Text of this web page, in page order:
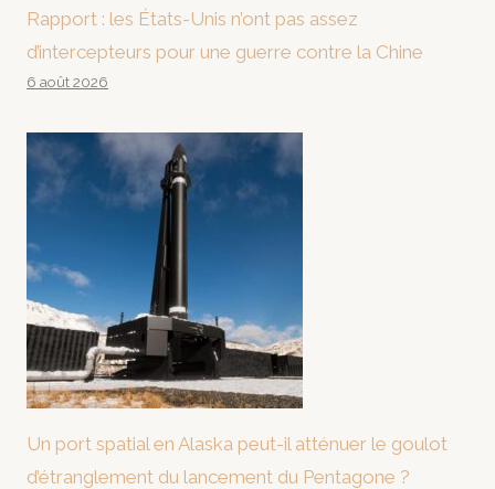
Rapport : les États-Unis n’ont pas assez
d’intercepteurs pour une guerre contre la Chine
6 août 2026
Un port spatial en Alaska peut-il atténuer le goulot
d’étranglement du lancement du Pentagone ?